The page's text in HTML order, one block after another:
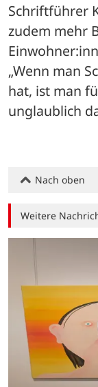
Schriftführer
zudem mehr
„Wenn man
hat, ist man
unglaublich
Nach oben
Weitere